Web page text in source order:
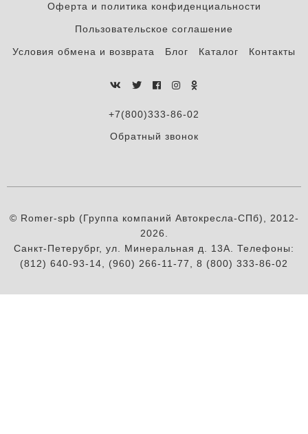
Оферта и политика конфиденциальности
Пользовательское соглашение
Условия обмена и возврата Блог Каталог Контакты
+7(800)333-86-02
Обратный звонок
© Romer-spb (Группа компаний Автокресла-СПб), 2012-
2026.
Санкт-Петерубрг, ул. Минеральная д. 13А. Телефоны:
(812) 640-93-14, (960) 266-11-77, 8 (800) 333-86-02